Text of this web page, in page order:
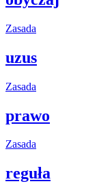
Zasada
uzus
Zasada
prawo
Zasada
reguła